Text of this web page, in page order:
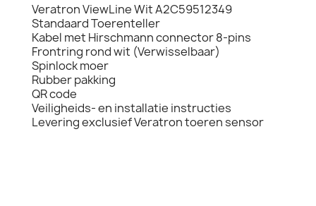
Veratron ViewLine Wit A2C59512349
Standaard Toerenteller
Kabel met Hirschmann connector 8-pins
Frontring rond wit (Verwisselbaar)
Spinlock moer
Rubber pakking
QR code
Veiligheids- en installatie instructies
Levering exclusief Veratron toeren sensor